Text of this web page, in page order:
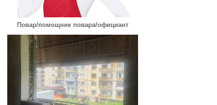
Повар/помощник повара/официант